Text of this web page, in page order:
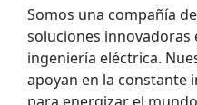
Somos una compañía
soluciones innovadoras
ingeniería eléctrica.
apoyan en la constante